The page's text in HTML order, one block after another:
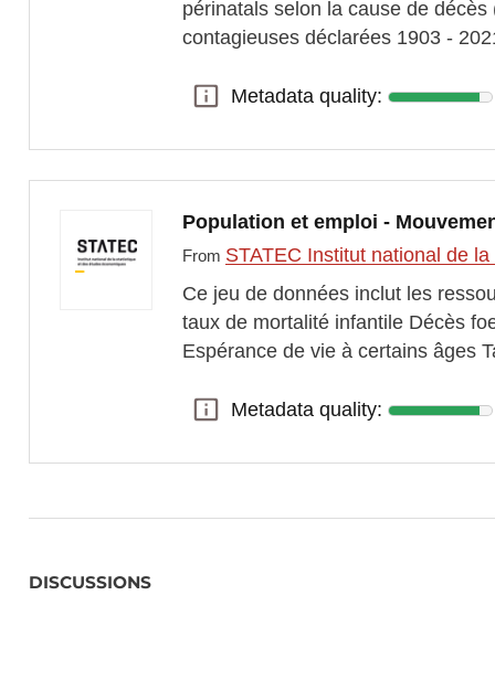
périnatals selon la cause de
contagieuses déclarées 1903 -
Metadata quality:
Metadata quality:
Population et emploi -
From STATEC Institut national de
Ce jeu de données inclut les
taux de mortalité infantile Décès
Espérance de vie à certains âges
Metadata quality:
Metadata quality:
DISCUSSIONS